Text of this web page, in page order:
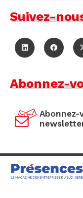
Suivez-
Abonnez-
Abonnez-